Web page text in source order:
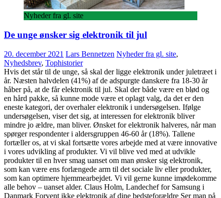
Nyheder fra gl. site
De unge ønsker sig elektronik til jul
20. december 2021 Lars Bennetzen Nyheder fra gl. site,
Nyhedsbrev, Tophistorier
Hvis det står til de unge, så skal der ligge elektronik under juletræet i
år. Næsten halvdelen (41%) af de adspurgte danskere fra 18-30 år
håber på, at de får elektronik til jul. Skal der både være en blød og
en hård pakke, så kunne mode være et oplagt valg, da det er den
eneste kategori, der overhaler elektronik i undersøgelsen. Ifølge
undersøgelsen, viser det sig, at interessen for elektronik bliver
mindre jo ældre, man bliver. Ønsket for elektronik halveres, når man
spørger respondenter i aldersgruppen 46-60 år (18%). Tallene
fortæller os, at vi skal fortsætte vores arbejde med at være innovative
i vores udvikling af produkter. Vi vil blive ved med at udvikle
produkter til en hver smag uanset om man ønsker sig elektronik,
som kan være ens forlængede arm til det sociale liv eller produkter,
som kan optimere hjemmearbejdet. Vi vil gerne kunne imødekomme
alle behov – uanset alder. Claus Holm, Landechef for Samsung i
Danmark Forvent ikke elektronik af dine bedsteforældre Ser man på